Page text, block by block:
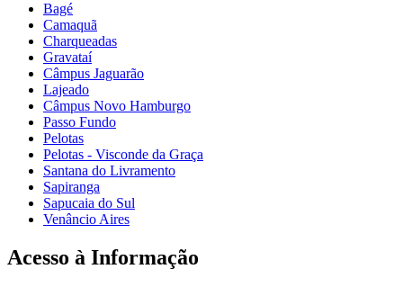
Bagé
Camaquã
Charqueadas
Gravataí
Câmpus Jaguarão
Lajeado
Câmpus Novo Hamburgo
Passo Fundo
Pelotas
Pelotas - Visconde da Graça
Santana do Livramento
Sapiranga
Sapucaia do Sul
Venâncio Aires
Acesso à Informação